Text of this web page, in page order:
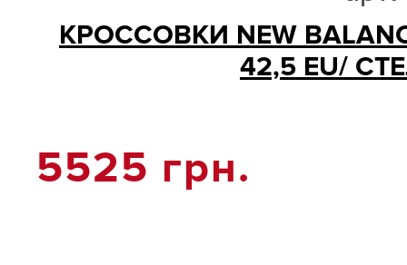
КРОССОВКИ NEW
42,5 EU/
5525 грн.